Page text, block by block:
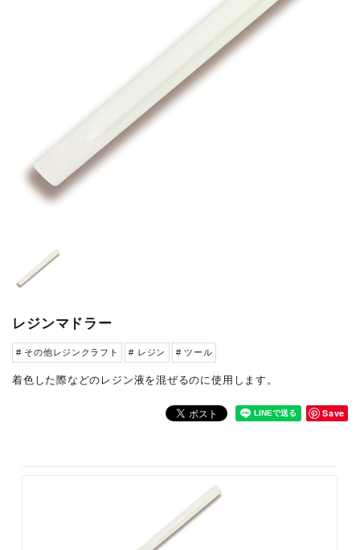
レジンマドラー
# その他レジンクラフト # レジン # ツール
着色した際などのレジン液を混ぜるのに使用します。
Save